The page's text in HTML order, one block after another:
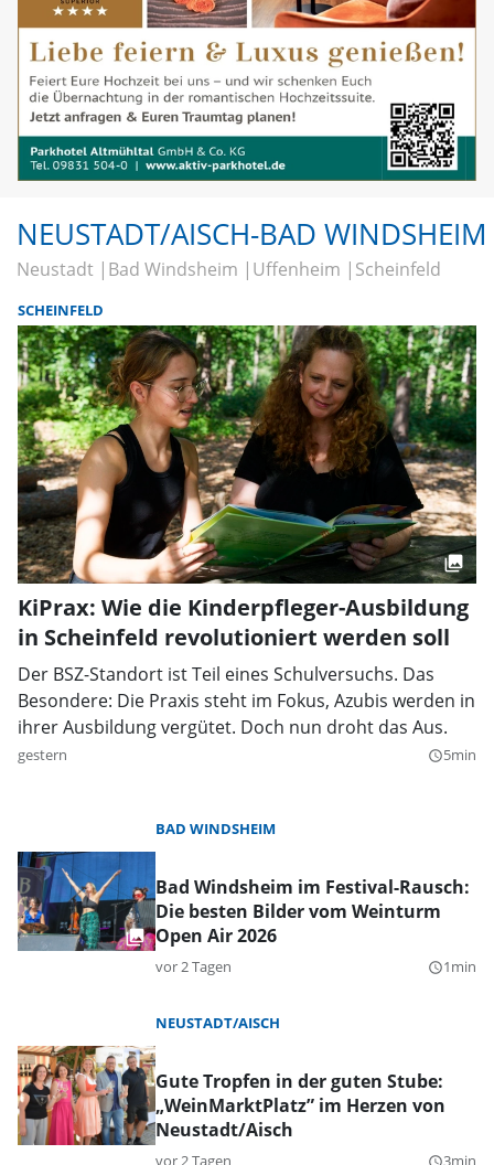
NEUSTADT/AISCH-BAD WINDSHEIM
Neustadt Bad Windsheim Uffenheim Scheinfeld
SCHEINFELD
KiPrax: Wie die Kinderpfleger-Ausbildung
in Scheinfeld revolutioniert werden soll
Der BSZ-Standort ist Teil eines Schulversuchs. Das
Besondere: Die Praxis steht im Fokus, Azubis werden in
ihrer Ausbildung vergütet. Doch nun droht das Aus.
gestern query_builder5min
BAD WINDSHEIM
Bad Windsheim im Festival-Rausch:
Die besten Bilder vom Weinturm
Open Air 2026
vor 2 Tagen query_builder1min
NEUSTADT/AISCH
Gute Tropfen in der guten Stube:
„WeinMarktPlatz” im Herzen von
Neustadt/Aisch
vor 2 Tagen query_builder3min